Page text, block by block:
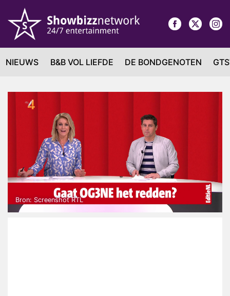
NIEUWS B&B VOL LIEFDE DE BONDGENOTEN
Bron: Screenshot RTL